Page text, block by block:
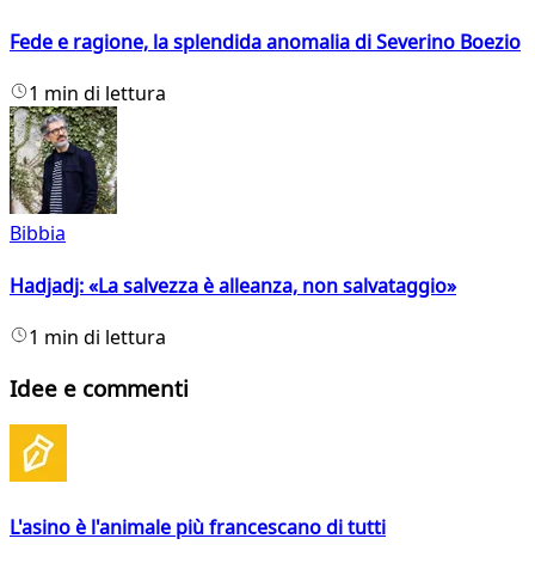
Fede e ragione, la splendida anomalia di Severino Boezio
1 min di lettura
Bibbia
Hadjadj: «La salvezza è alleanza, non salvataggio»
1 min di lettura
Idee e commenti
L'asino è l'animale più francescano di tutti